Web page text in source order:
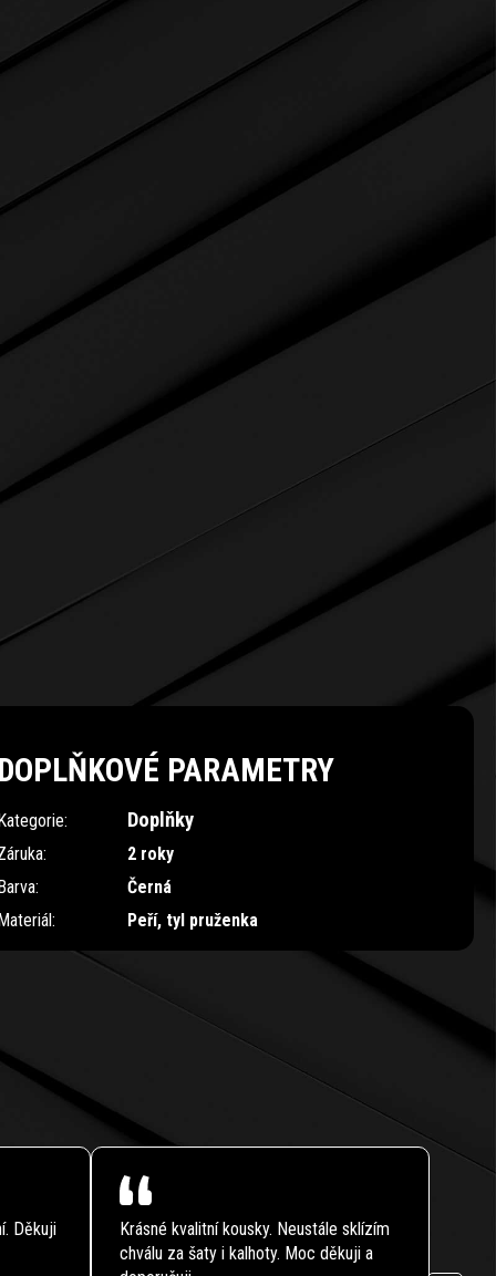
Děkuji
Krásné kvalitní kousky. Neustále sklízím
chválu za šaty i kalhoty. Moc děkuji a
DOPLŇKOVÉ PARAMETRY
: Doplňky
:
2 roky
:
Černá
: Peří, tyl pruženka